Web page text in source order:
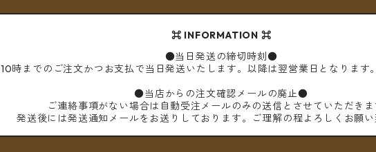
⌘ INFORMATION ⌘
●当日発送の締切時刻●
10時までのご注文かつお支払で当日発送いたします。以降は翌営業日となりま
●当店からの注文確認メールの廃止●
ご連絡事項がない場合は自動受注メールのみの送信とさせていただきま
発送後には発送通知メールをお送りしております。ご理解の程よろしくお願い